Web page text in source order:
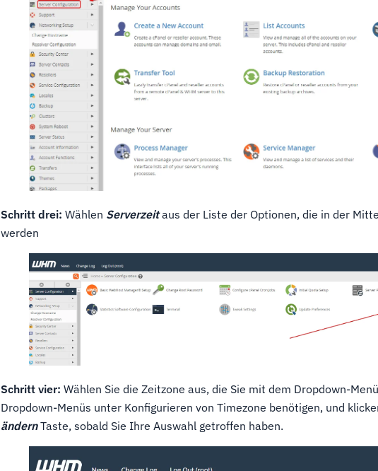
Schritt drei: Wählen Serverzeitaus der Liste der Optionen, die in der
werden
Schritt vier: Wählen Sie die Zeitzone aus, die Sie mit dem Dropdown-
Dropdown-Menüs unter Konfigurieren von Timezone benötigen, und
ändernTaste, sobald Sie Ihre Auswahl getroffen haben.